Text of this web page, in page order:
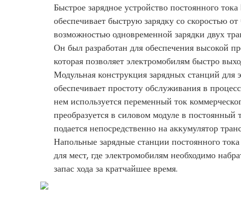
Быстрое зарядное устройство постоянного
обеспечивает быструю зарядку со скоростью
возможностью одновременной зарядки двух
Он был разработан для обеспечения высокой
которая позволяет электромобилям быстро
Модульная конструкция зарядных станций для
обеспечивает простоту обслуживания в
нем используется переменный ток
преобразуется в силовом модуле в постоянный
подается непосредственно на аккумулятор
Напольные зарядные станции постоянного
для мест, где электромобилям необходимо
запас хода за кратчайшее время.